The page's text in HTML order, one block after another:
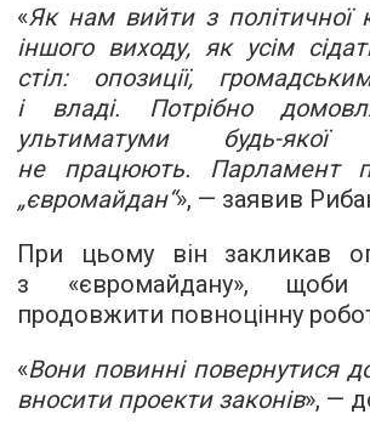
«Як нам вийти з політичної
іншого виходу, як усім
стіл: опозиції,
і владі. Потрібно
ультиматуми будь-
не працюють. Парламент
„євромайдан“», — заявив
При цьому він закликав
з «євромайдану»,
продовжити повноцінну
«Вони повинні повернутися
вносити проекти законів», —